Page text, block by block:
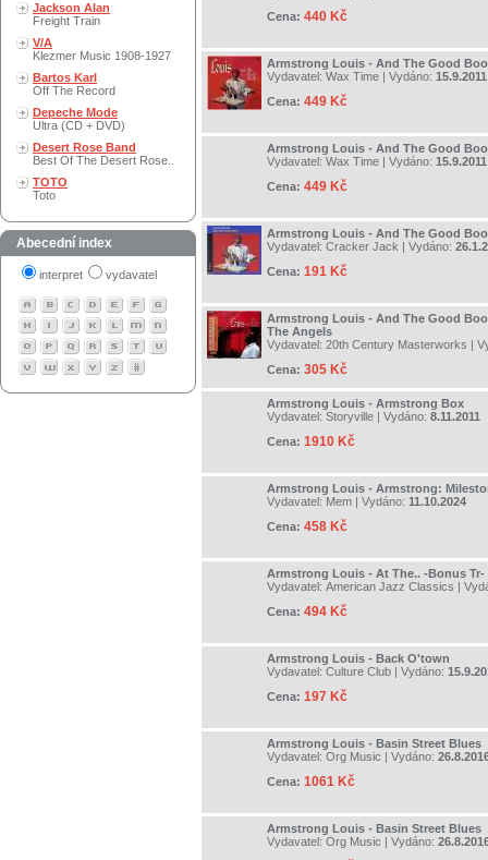
Jackson Alan
Freight Train
V/A
Klezmer Music 1908-1927
Bartos Karl
Off The Record
Depeche Mode
Ultra (CD + DVD)
Desert Rose Band
Best Of The Desert Rose..
TOTO
Toto
Abecední index
interpret vydavatel
Cena: 440 Kč
Armstrong Louis - And The Good
Vydavatel: Wax Time | Vydáno: 15.9.2011
Cena: 449 Kč
Armstrong Louis - And The Good
Vydavatel: Wax Time | Vydáno: 15.9.2011
Cena: 449 Kč
Armstrong Louis - And The Good
Vydavatel: Cracker Jack | Vydáno:
Cena: 191 Kč
Armstrong Louis - And The Good
The Angels
Vydavatel: 20th Century Masterworks |
Cena: 305 Kč
Armstrong Louis - Armstrong Box
Vydavatel: Storyville | Vydáno: 8.11.2011
Cena: 1910 Kč
Armstrong Louis - Armstrong:
Vydavatel: Mem | Vydáno: 11.10.2024
Cena: 458 Kč
Armstrong Louis - At The.. -Bonus Tr-
Vydavatel: American Jazz Classics |
Cena: 494 Kč
Armstrong Louis - Back O'town
Vydavatel: Culture Club | Vydáno:
Cena: 197 Kč
Armstrong Louis - Basin Street Blues
Vydavatel: Org Music | Vydáno:
Cena: 1061 Kč
Armstrong Louis - Basin Street Blues
Vydavatel: Org Music | Vydáno: